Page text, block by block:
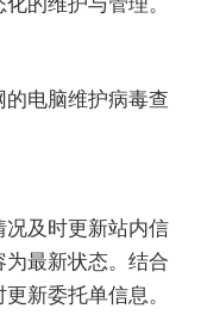
的维护与管理。
的电脑维护病毒查
及时更新站内信
最新状态。结合
新委托单信息。